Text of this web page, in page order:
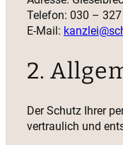
Telefon: 030 –
E-Mail:
2.
Der Schutz Ihrer
vertraulich und